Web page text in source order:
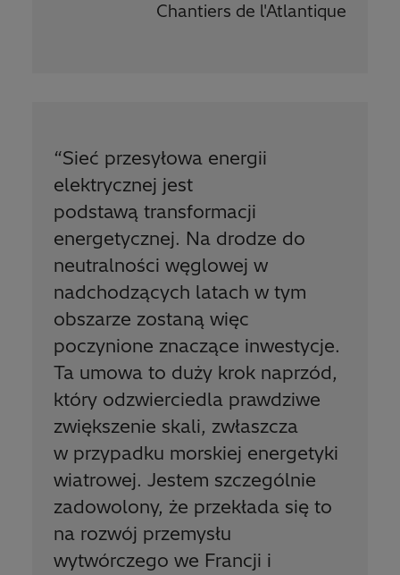
Chantiers de l'Atlantique
“Sieć przesyłowa energii
elektrycznej jest
podstawą transformacji
energetycznej. Na drodze do
neutralności węglowej w
nadchodzących latach w tym
obszarze zostaną więc
poczynione znaczące inwestycje.
Ta umowa to duży krok naprzód,
który odzwierciedla prawdziwe
zwiększenie skali, zwłaszcza
w przypadku morskiej energetyki
wiatrowej. Jestem szczególnie
zadowolony, że przekłada się to
na rozwój przemysłu
wytwórczego we Francji i